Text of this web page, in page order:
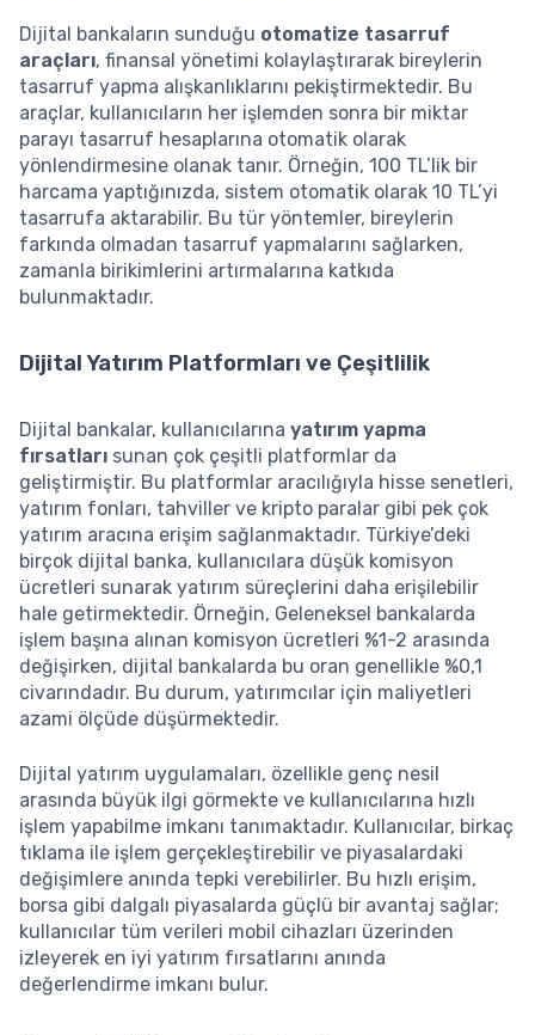
Dijital bankaların sunduğu otomatize tasarruf
araçları, finansal yönetimi kolaylaştırarak bireylerin
tasarruf yapma alışkanlıklarını pekiştirmektedir. Bu
araçlar, kullanıcıların her işlemden sonra bir miktar
parayı tasarruf hesaplarına otomatik olarak
yönlendirmesine olanak tanır. Örneğin, 100 TL’lik bir
harcama yaptığınızda, sistem otomatik olarak 10 TL’yi
tasarrufa aktarabilir. Bu tür yöntemler, bireylerin
farkında olmadan tasarruf yapmalarını sağlarken,
zamanla birikimlerini artırmalarına katkıda
bulunmaktadır.
Dijital Yatırım Platformları ve Çeşitlilik
Dijital bankalar, kullanıcılarına yatırım yapma
fırsatları sunan çok çeşitli platformlar da
geliştirmiştir. Bu platformlar aracılığıyla hisse senetleri,
yatırım fonları, tahviller ve kripto paralar gibi pek çok
yatırım aracına erişim sağlanmaktadır. Türkiye’deki
birçok dijital banka, kullanıcılara düşük komisyon
ücretleri sunarak yatırım süreçlerini daha erişilebilir
hale getirmektedir. Örneğin, Geleneksel bankalarda
işlem başına alınan komisyon ücretleri %1-2 arasında
değişirken, dijital bankalarda bu oran genellikle %0,1
civarındadır. Bu durum, yatırımcılar için maliyetleri
azami ölçüde düşürmektedir.
Dijital yatırım uygulamaları, özellikle genç nesil
arasında büyük ilgi görmekte ve kullanıcılarına hızlı
işlem yapabilme imkanı tanımaktadır. Kullanıcılar, birkaç
tıklama ile işlem gerçekleştirebilir ve piyasalardaki
değişimlere anında tepki verebilirler. Bu hızlı erişim,
borsa gibi dalgalı piyasalarda güçlü bir avantaj sağlar;
kullanıcılar tüm verileri mobil cihazları üzerinden
izleyerek en iyi yatırım fırsatlarını anında
değerlendirme imkanı bulur.